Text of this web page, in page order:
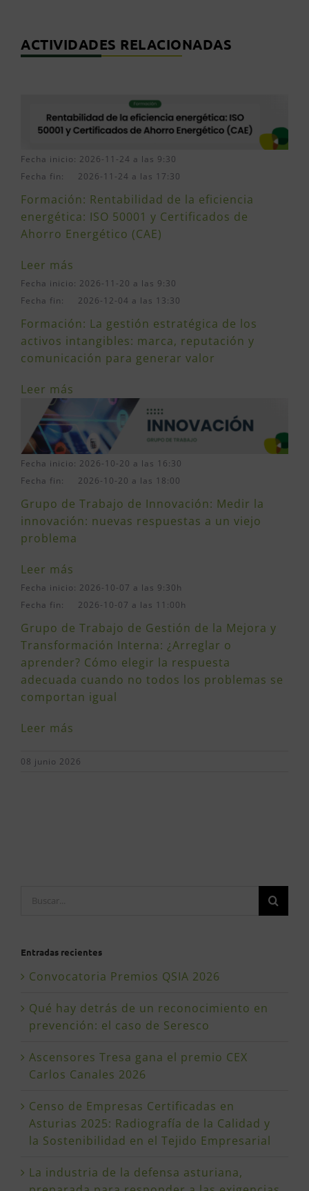
ACTIVIDADES RELACIONADAS
Fecha inicio: 2026-11-24 a las 9:30
Fecha fin: 2026-11-24 a las 17:30
Formación: Rentabilidad de la eficiencia
energética: ISO 50001 y Certificados de
Ahorro Energético (CAE)
Leer más
Fecha inicio: 2026-11-20 a las 9:30
Fecha fin: 2026-12-04 a las 13:30
Formación: La gestión estratégica de los
activos intangibles: marca, reputación y
comunicación para generar valor
Leer más
Fecha inicio: 2026-10-20 a las 16:30
Fecha fin: 2026-10-20 a las 18:00
Grupo de Trabajo de Innovación: Medir la
innovación: nuevas respuestas a un viejo
problema
Leer más
Fecha inicio: 2026-10-07 a las 9:30h
Fecha fin: 2026-10-07 a las 11:00h
Grupo de Trabajo de Gestión de la Mejora y
Transformación Interna: ¿Arreglar o
aprender? Cómo elegir la respuesta
adecuada cuando no todos los problemas se
comportan igual
Leer más
08 junio 2026
Entradas recientes
Convocatoria Premios QSIA 2026
Qué hay detrás de un reconocimiento en
prevención: el caso de Seresco
Ascensores Tresa gana el premio CEX
Carlos Canales 2026
Censo de Empresas Certificadas en
Asturias 2025: Radiografía de la Calidad y
la Sostenibilidad en el Tejido Empresarial
La industria de la defensa asturiana,